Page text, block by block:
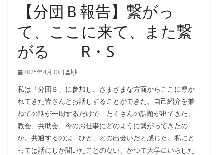
【分団Ｂ報告】繋がっ
て、ここに来て、また繋
がる R・S
2025年4月30日 kjk
私は「分団Ｂ」に参加し、さまざまな方面からここに導か
れてきた皆さんとお話しすることができた。自己紹介を兼
ねての話が一周するだけで、たくさんの話題が出てきた。
教会、共助会、今のお仕事にどのように繋がってきたの
か。共通するのは「ひと」との出会いだと感じた。私にと
っては話にしか聞いたことのない、かつて大学にいらした